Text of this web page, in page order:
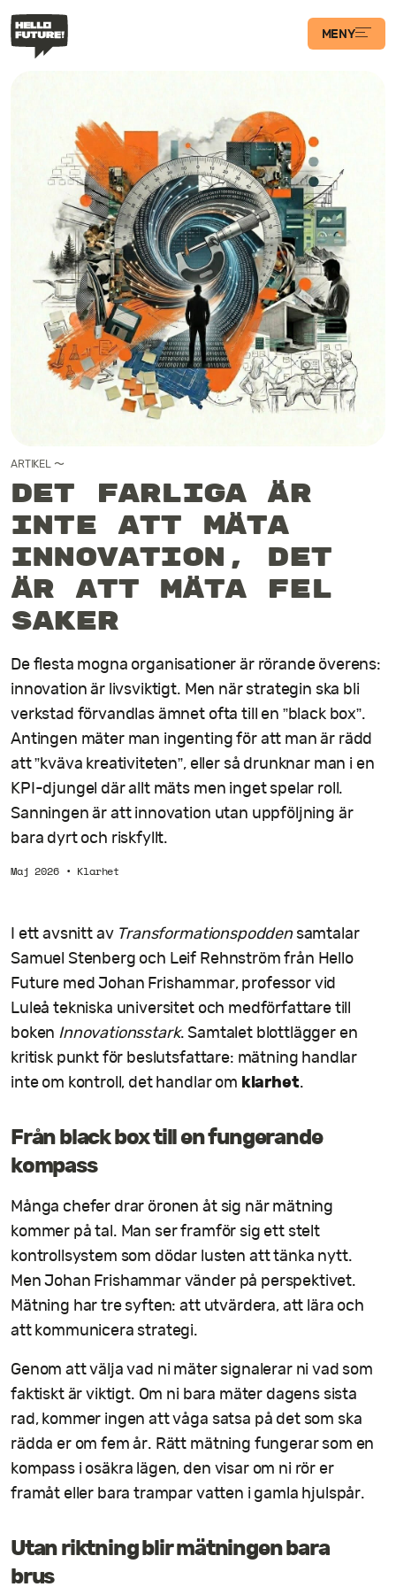
MENY
Case
Transformations­
podden
Artiklar
Filosofi
Kontakt
ARTIKEL〜
Det farliga är
inte att mäta
innovation, det
är att mäta fel
saker
De flesta mogna organisationer är rörande överens:
innovation är livsviktigt. Men när strategin ska bli
verkstad förvandlas ämnet ofta till en ”black box”.
Antingen mäter man ingenting för att man är rädd
att ”kväva kreativiteten”, eller så drunknar man i en
KPI-djungel där allt mäts men inget spelar roll.
Sanningen är att innovation utan uppföljning är
bara dyrt och riskfyllt.
Maj 2026• Klarhet
I ett avsnitt av Transformationspoddensamtalar
Samuel Stenberg och Leif Rehnström från Hello
Future med Johan Frishammar, professor vid
Luleå tekniska universitet och medförfattare till
boken Innovationsstark. Samtalet blottlägger en
kritisk punkt för beslutsfattare: mätning handlar
inte om kontroll, det handlar om klarhet.
Från black box till en fungerande
kompass
Många chefer drar öronen åt sig när mätning
kommer på tal. Man ser framför sig ett stelt
kontrollsystem som dödar lusten att tänka nytt.
Men Johan Frishammar vänder på perspektivet.
Mätning har tre syften: att utvärdera, att lära och
att kommunicera strategi.
Genom att välja vad ni mäter signalerar ni vad som
faktiskt är viktigt. Om ni bara mäter dagens sista
rad, kommer ingen att våga satsa på det som ska
rädda er om fem år. Rätt mätning fungerar som en
kompass i osäkra lägen, den visar om ni rör er
framåt eller bara trampar vatten i gamla hjulspår.
Utan riktning blir mätningen bara
brus